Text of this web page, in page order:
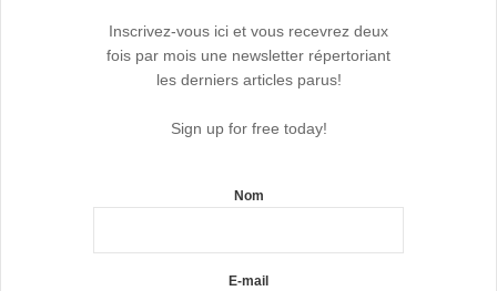
Inscrivez-vous ici et vous recevrez deux
fois par mois une newsletter répertoriant
les derniers articles parus!
Sign up for free today!
Nom
E-mail